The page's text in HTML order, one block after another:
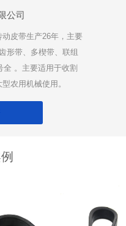
公司
皮带生产26年，主要
形带、多楔带、联组
。主要适用于收割
农用机械使用。